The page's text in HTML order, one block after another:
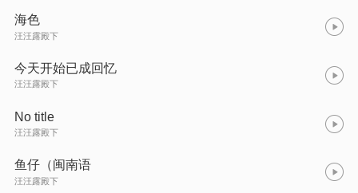
海色
汪汪露殿下
今天开始已成回忆
汪汪露殿下
No title
汪汪露殿下
鱼仔（闽南语
汪汪露殿下